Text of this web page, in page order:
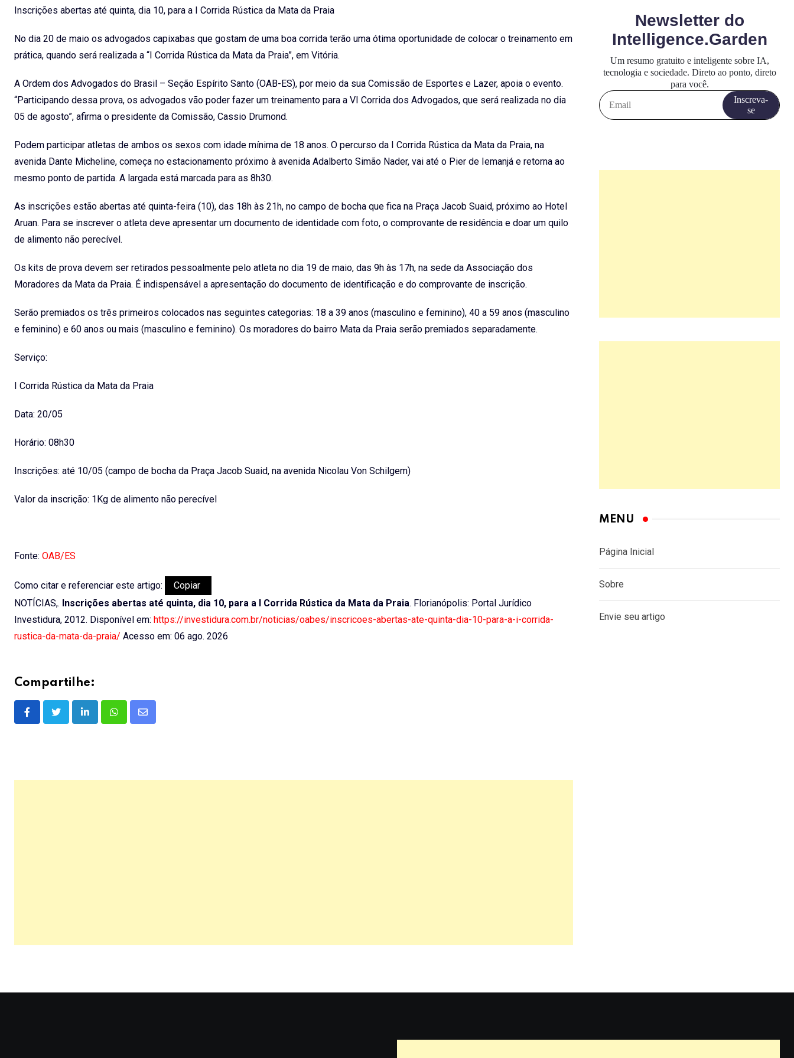
Inscrições abertas até quinta, dia 10, para a I Corrida Rústica da Mata da Praia
No dia 20 de maio os advogados capixabas que gostam de uma boa corrida terão uma ótima oportunidade de colocar o treinamento em
prática, quando será realizada a “I Corrida Rústica da Mata da Praia”, em Vitória.
A Ordem dos Advogados do Brasil – Seção Espírito Santo (OAB-ES), por meio da sua Comissão de Esportes e Lazer, apoia o evento.
“Participando dessa prova, os advogados vão poder fazer um treinamento para a VI Corrida dos Advogados, que será realizada no dia
05 de agosto”, afirma o presidente da Comissão, Cassio Drumond.
Podem participar atletas de ambos os sexos com idade mínima de 18 anos. O percurso da I Corrida Rústica da Mata da Praia, na
avenida Dante Micheline, começa no estacionamento próximo à avenida Adalberto Simão Nader, vai até o Pier de Iemanjá e retorna ao
mesmo ponto de partida. A largada está marcada para as 8h30.
As inscrições estão abertas até quinta-feira (10), das 18h às 21h, no campo de bocha que fica na Praça Jacob Suaid, próximo ao Hotel
Aruan. Para se inscrever o atleta deve apresentar um documento de identidade com foto, o comprovante de residência e doar um quilo
de alimento não perecível.
Os kits de prova devem ser retirados pessoalmente pelo atleta no dia 19 de maio, das 9h às 17h, na sede da Associação dos
Moradores da Mata da Praia. É indispensável a apresentação do documento de identificação e do comprovante de inscrição.
Serão premiados os três primeiros colocados nas seguintes categorias: 18 a 39 anos (masculino e feminino), 40 a 59 anos (masculino
e feminino) e 60 anos ou mais (masculino e feminino). Os moradores do bairro Mata da Praia serão premiados separadamente.
Serviço:
I Corrida Rústica da Mata da Praia
Data: 20/05
Horário: 08h30
Inscrições: até 10/05 (campo de bocha da Praça Jacob Suaid, na avenida Nicolau Von Schilgem)
Valor da inscrição: 1Kg de alimento não perecível
Fonte: OAB/ES
Como citar e referenciar este artigo:
Copiar
NOTÍCIAS,. Inscrições abertas até quinta, dia 10, para a I Corrida Rústica da Mata da Praia. Florianópolis: Portal Jurídico
Investidura, 2012. Disponível em: https://investidura.com.br/noticias/oabes/inscricoes-abertas-ate-quinta-dia-10-para-a-i-corrida-
rustica-da-mata-da-praia/ Acesso em: 06 ago. 2026
Compartilhe:
LinkedInWhatsappShare
MENU
Página Inicial
Sobre
Envie seu artigo